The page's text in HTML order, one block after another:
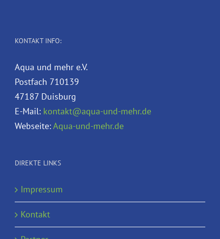
KONTAKT INFO:
Aqua und mehr e.V.
Postfach 710139
47187 Duisburg
E-Mail: kontakt@aqua-und-mehr.de
Webseite:Aqua-und-mehr.de
DIREKTE LINKS
Impressum
Kontakt